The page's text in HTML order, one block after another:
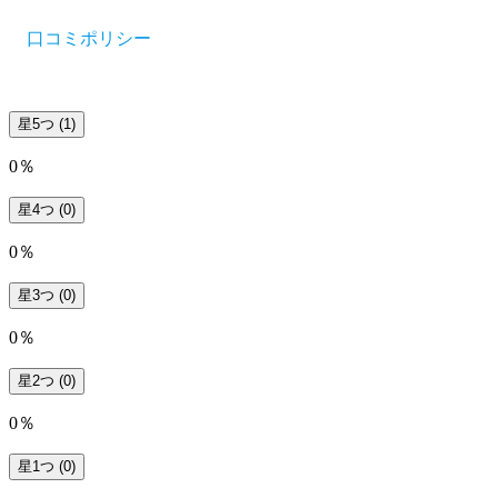
口コミポリシー
星5つ (1)
0％
星4つ (0)
0％
星3つ (0)
0％
星2つ (0)
0％
星1つ (0)